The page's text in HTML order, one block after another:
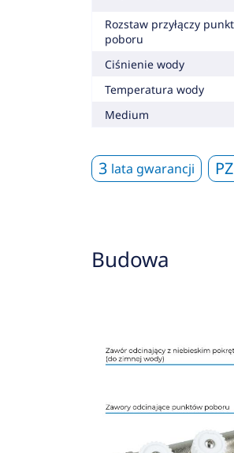
Rozstaw przyłączy
poboru
Ciśnienie wody
Temperatura wody
Medium
3 lata gwarancji
Budowa